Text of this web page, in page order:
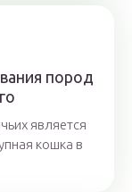
пород
является
кошка в